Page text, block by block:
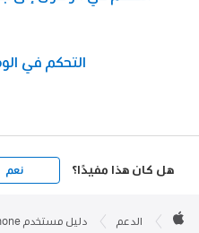
التحكم في
هل كان هذا مفيدًا؟ نعم
Footer

الدعم دليل مستخدم iPhone